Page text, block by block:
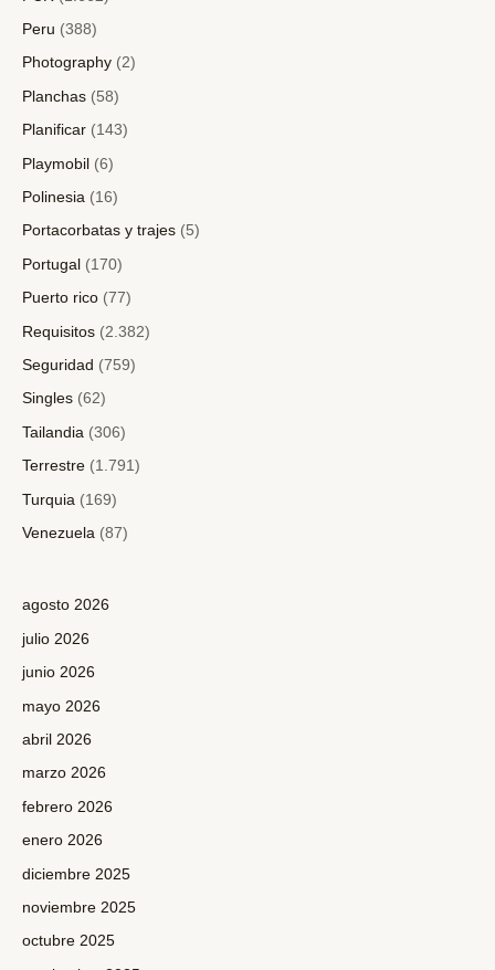
Peru (388)
Photography (2)
Planchas (58)
Planificar (143)
Playmobil (6)
Polinesia (16)
Portacorbatas y trajes (5)
Portugal (170)
Puerto rico (77)
Requisitos (2.382)
Seguridad (759)
Singles (62)
Tailandia (306)
Terrestre (1.791)
Turquia (169)
Venezuela (87)
agosto 2026
julio 2026
junio 2026
mayo 2026
abril 2026
marzo 2026
febrero 2026
enero 2026
diciembre 2025
noviembre 2025
octubre 2025